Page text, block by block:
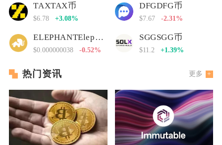
TAXTAX币
$6.78 +3.08%
DFGDFG币
$7.67 -2.31%
ELEPHANTElephant Money
$0.000000038 -0.52%
SGGSGG币
$11.2 +1.39%
热门资讯 更多